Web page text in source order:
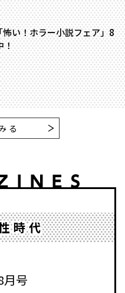
い！ホラー小説フェア」8
！
る
時代
月号